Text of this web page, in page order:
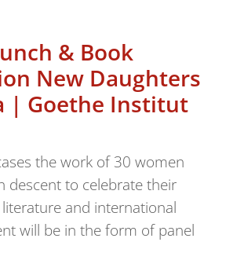
& Book
New Daughters
| Goethe Institut
the work of 30 women
descent to celebrate their
and international
will be in the form of panel